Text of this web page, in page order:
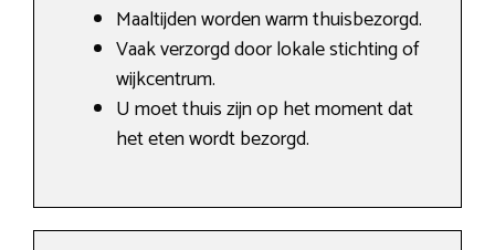
Maaltijden worden warm thuisbezorgd.
Vaak verzorgd door lokale stichting of
wijkcentrum.
U moet thuis zijn op het moment dat
het eten wordt bezorgd.